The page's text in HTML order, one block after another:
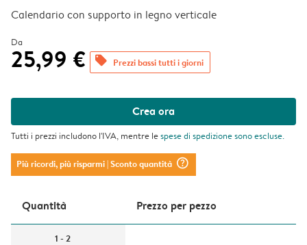
Calendario con supporto in legno verticale
Da
25,99 € offers Prezzi bassi tutti i giorni
Crea ora
Tutti i prezzi includono l'IVA, mentre lespese di spedizionesono escluse.
Più ricordi, più risparmi| Sconto quantità question_mark_circle
Quantità Prezzo per pezzo
1 - 2